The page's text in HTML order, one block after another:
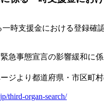
時支援金における登録確
急事態宣言の影響緩和に
ジより都道府県・市区町
third-organ-search/